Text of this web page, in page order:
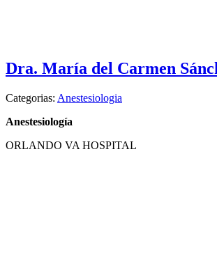
Dra. María del Carmen
Categorias: Anestesiologia
Anestesiología
ORLANDO VA HOSPITAL